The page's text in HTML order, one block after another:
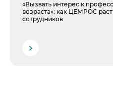
«Вызвать интерес к
возраста»: как ЦЕМРОС
сотрудников